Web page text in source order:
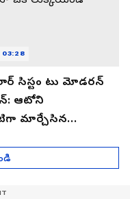
సిస్టం టు మోడరన్
ఆటోని
మార్చేసిన
ఒక లుక్కేయండి
03:28